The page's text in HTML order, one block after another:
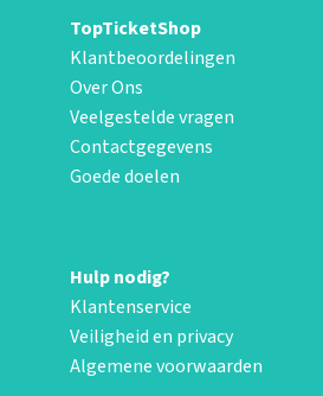
TopTicketShop
Klantbeoordelingen
Over Ons
Veelgestelde vragen
Contactgegevens
Goede doelen
Hulp nodig?
Klantenservice
Veiligheid en privacy
Algemene voorwaarden